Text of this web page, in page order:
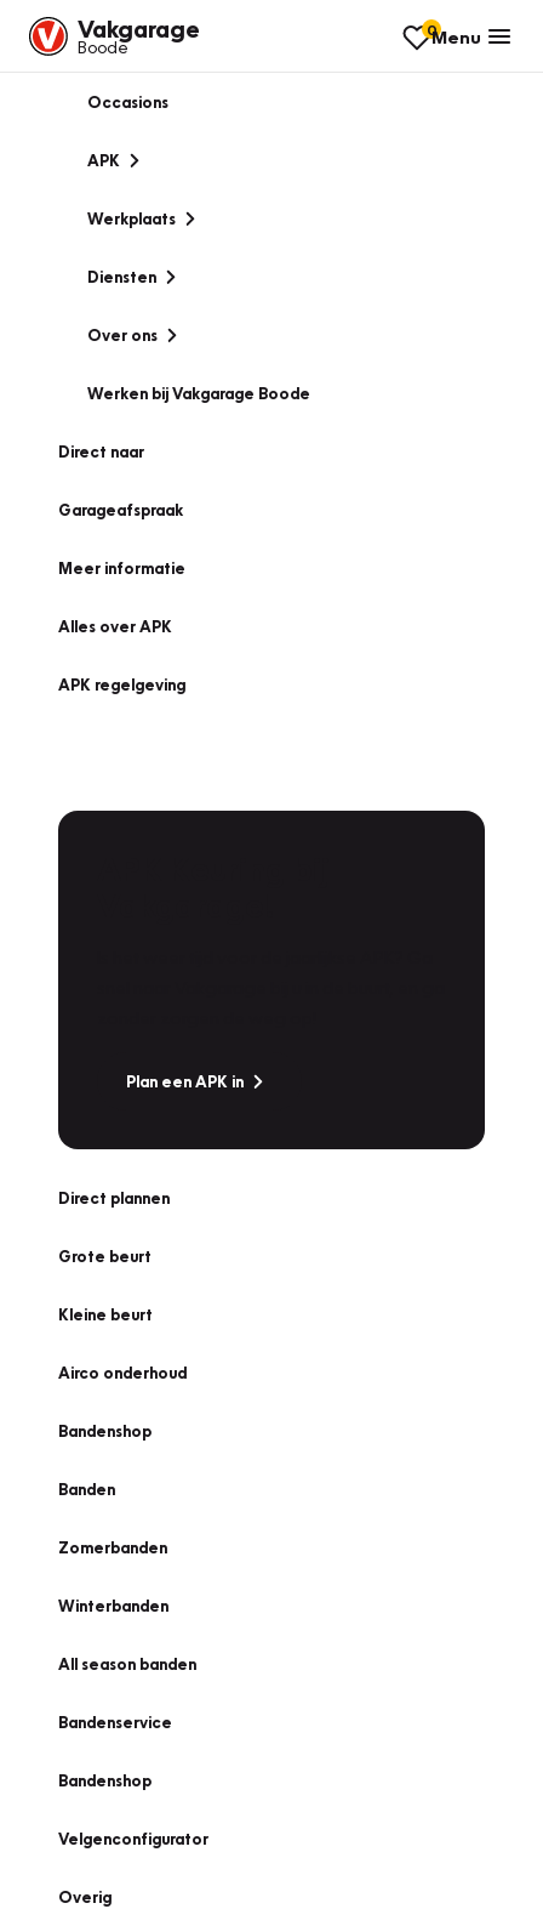
Vakgarage
Boode
0Menu
Occasions
APK
Werkplaats
Diensten
Over ons
Werken bij Vakgarage Boode
Direct naar
Garageafspraak
Meer informatie
Alles over APK
APK regelgeving
Plan een APK in
Direct plannen
Grote beurt
Kleine beurt
Airco onderhoud
Bandenshop
Banden
Zomerbanden
Winterbanden
All season banden
Bandenservice
Bandenshop
Velgenconfigurator
Overig